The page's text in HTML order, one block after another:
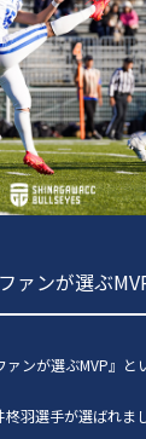
ァンが選ぶ
ンが選ぶMVP』と
羽選手が選ばれま